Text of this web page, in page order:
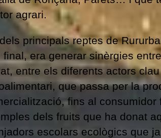
agrari.
principals reptes de
final, era generar sinèrgies
entre els diferents actors
que passa per la
fins al consumidor
dels fruits que ha donat
escolars ecològics que